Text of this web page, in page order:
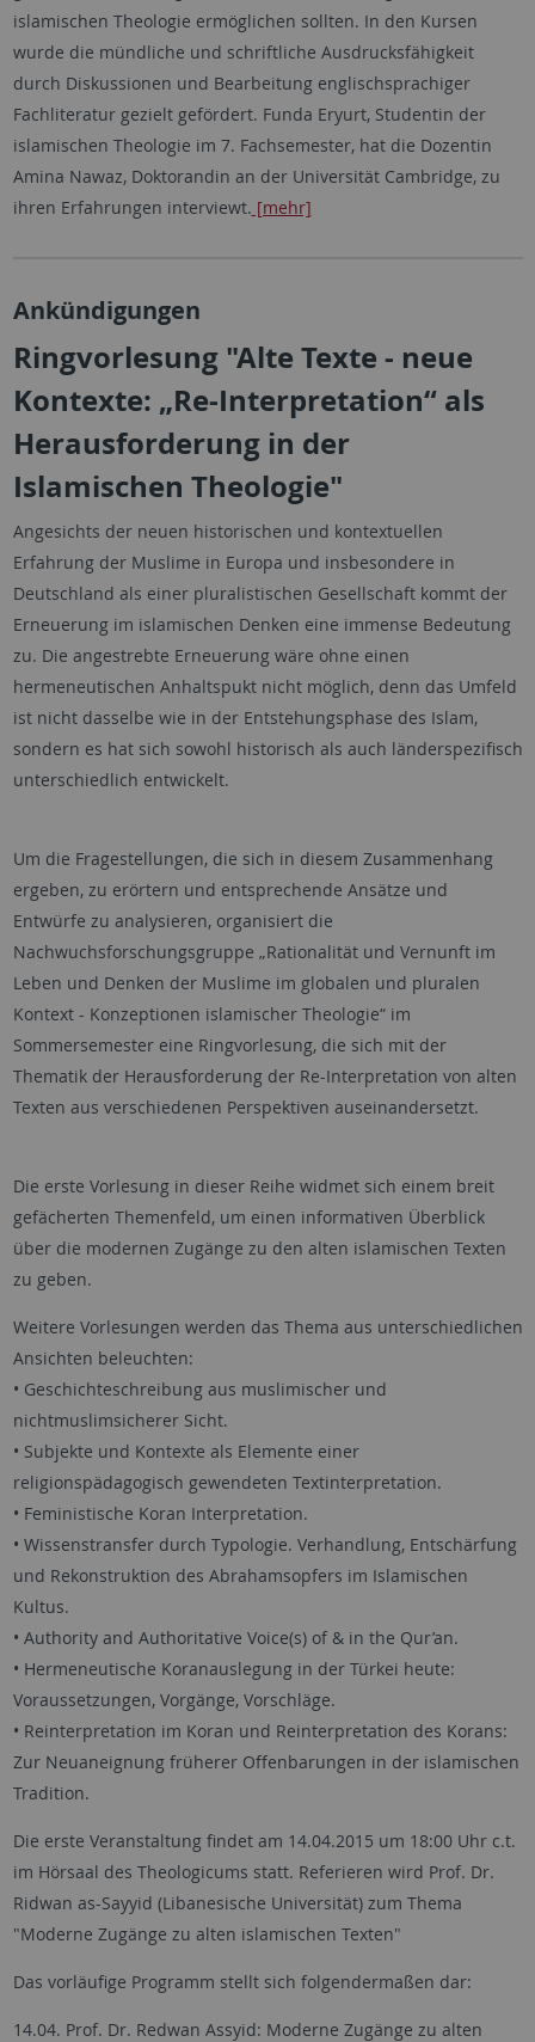
islamischen Theologie ermöglichen sollten. In den Kursen
wurde die mündliche und schriftliche Ausdrucksfähigkeit
durch Diskussionen und Bearbeitung englischsprachiger
Fachliteratur gezielt gefördert. Funda Eryurt, Studentin der
islamischen Theologie im 7. Fachsemester, hat die Dozentin
Amina Nawaz, Doktorandin an der Universität Cambridge, zu
ihren Erfahrungen interviewt. [mehr]
Ankündigungen
Ringvorlesung "Alte Texte - neue
Kontexte: „Re-Interpretation“ als
Herausforderung in der
Islamischen Theologie"
Angesichts der neuen historischen und kontextuellen
Erfahrung der Muslime in Europa und insbesondere in
Deutschland als einer pluralistischen Gesellschaft kommt der
Erneuerung im islamischen Denken eine immense Bedeutung
zu. Die angestrebte Erneuerung wäre ohne einen
hermeneutischen Anhaltspukt nicht möglich, denn das Umfeld
ist nicht dasselbe wie in der Entstehungsphase des Islam,
sondern es hat sich sowohl historisch als auch länderspezifisch
unterschiedlich entwickelt.
Um die Fragestellungen, die sich in diesem Zusammenhang
ergeben, zu erörtern und entsprechende Ansätze und
Entwürfe zu analysieren, organisiert die
Nachwuchsforschungsgruppe „Rationalität und Vernunft im
Leben und Denken der Muslime im globalen und pluralen
Kontext - Konzeptionen islamischer Theologie“ im
Sommersemester eine Ringvorlesung, die sich mit der
Thematik der Herausforderung der Re-Interpretation von alten
Texten aus verschiedenen Perspektiven auseinandersetzt.
Die erste Vorlesung in dieser Reihe widmet sich einem breit
gefächerten Themenfeld, um einen informativen Überblick
über die modernen Zugänge zu den alten islamischen Texten
zu geben.
Weitere Vorlesungen werden das Thema aus unterschiedlichen
Ansichten beleuchten:
• Geschichteschreibung aus muslimischer und
nichtmuslimsicherer Sicht.
• Subjekte und Kontexte als Elemente einer
religionspädagogisch gewendeten Textinterpretation.
• Feministische Koran Interpretation.
• Wissenstransfer durch Typologie. Verhandlung, Entschärfung
und Rekonstruktion des Abrahamsopfers im Islamischen
Kultus.
• Authority and Authoritative Voice(s) of & in the Qur’an.
• Hermeneutische Koranauslegung in der Türkei heute:
Voraussetzungen, Vorgänge, Vorschläge.
• Reinterpretation im Koran und Reinterpretation des Korans:
Zur Neuaneignung früherer Offenbarungen in der islamischen
Tradition.
Die erste Veranstaltung findet am 14.04.2015 um 18:00 Uhr c.t.
im Hörsaal des Theologicums statt. Referieren wird Prof. Dr.
Ridwan as-Sayyid (Libanesische Universität) zum Thema
"Moderne Zugänge zu alten islamischen Texten"
Das vorläufige Programm stellt sich folgendermaßen dar:
14.04. Prof. Dr. Redwan Assyid: Moderne Zugänge zu alten